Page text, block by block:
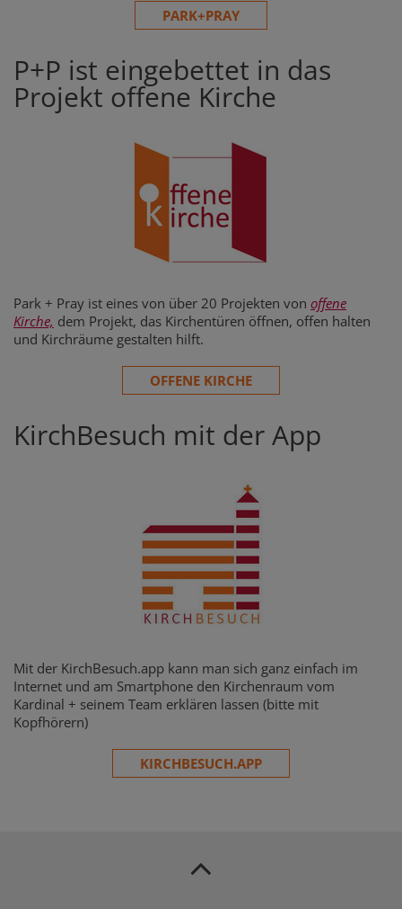
PARK+PRAY
P+P ist eingebettet in das
Projekt offene Kirche
Park + Pray ist eines von über 20 Projekten von offene
Kirche, dem Projekt, das Kirchentüren öffnen, offen halten
und Kirchräume gestalten hilft.
OFFENE KIRCHE
KirchBesuch mit der App
Mit der KirchBesuch.app kann man sich ganz einfach im
Internet und am Smartphone den Kirchenraum vom
Kardinal + seinem Team erklären lassen (bitte mit
Kopfhörern)
KIRCHBESUCH.APP